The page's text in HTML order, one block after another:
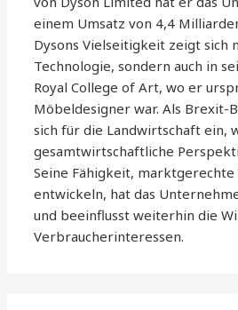
einem Umsatz von 4,4
Dysons Vielseitigkeit zeigt sich
Technologie, sondern auch in
Royal College of Art, wo er
Möbeldesigner war. Als
sich für die Landwirtschaft ein,
gesamtwirtschaftliche
Seine Fähigkeit, marktgerechte
entwickeln, hat das
und beeinflusst weiterhin die
Verbraucherinteressen.